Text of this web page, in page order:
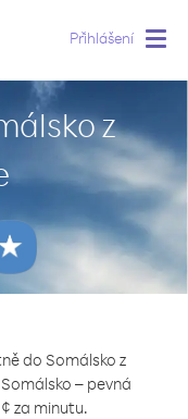
Přihlášení
z
do Somálsko z
– pevná
za minutu.